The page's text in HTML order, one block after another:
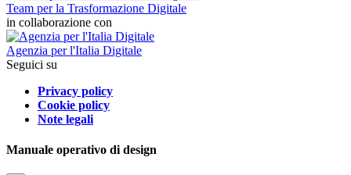
Team per la Trasformazione Digitale
in collaborazione con
Agenzia per l'Italia Digitale
Seguici su
Privacy policy
Cookie policy
Note legali
Manuale operativo di design